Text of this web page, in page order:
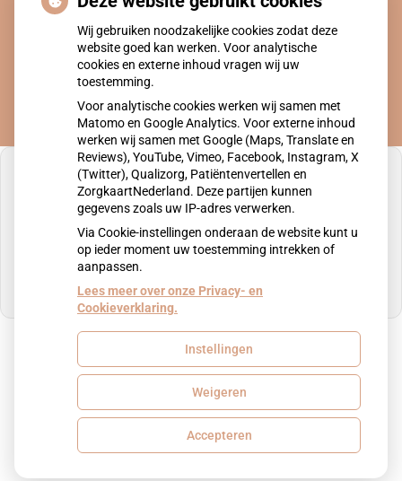
om een afspraak te maken
U heeft geen toestemming gegeven voor
externe inhoud die nodig is om dit te zien.
Cookie-instellingen wijzigen
Uw Zorg Online
Cookie-instellingen
Wij gebruiken noodzakelijke cookies zodat deze
website goed kan werken. Voor analytische
cookies en externe inhoud vragen wij uw
toestemming.
Voor analytische cookies werken wij samen met
Matomo en Google Analytics. Voor externe inhoud
werken wij samen met Google (Maps, Translate en
Reviews), YouTube, Vimeo, Facebook, Instagram, X
(Twitter), Qualizorg, Patiëntenvertellen en
ZorgkaartNederland. Deze partijen kunnen
gegevens zoals uw IP-adres verwerken.
Via Cookie-instellingen onderaan de website kunt u
op ieder moment uw toestemming intrekken of
aanpassen.
Lees meer over onze Privacy- en
Cookieverklaring.
Instellingen
Weigeren
Accepteren